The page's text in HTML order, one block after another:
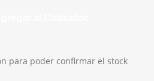
para poder confirmar el stock